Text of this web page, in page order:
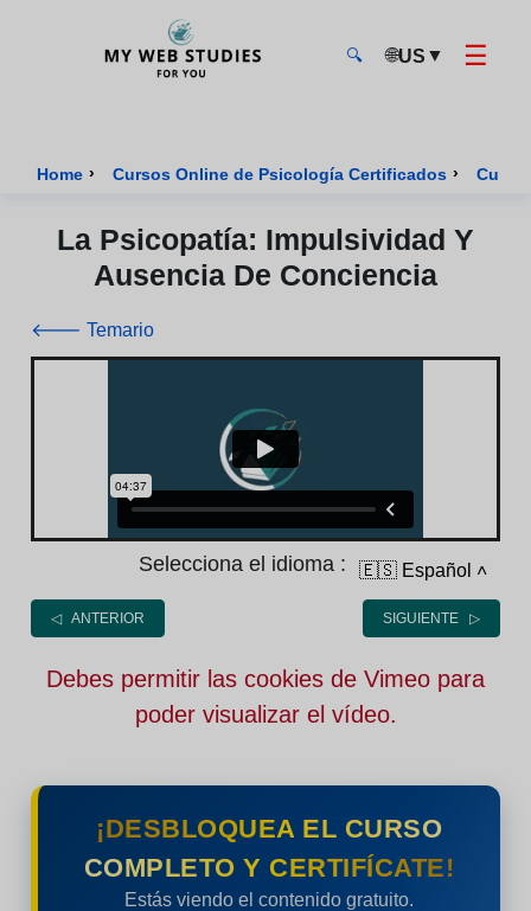
🔍 🌐US ▼ ☰
Home › Cursos Online de Psicología Certificados › Curso
La Psicopatía: Impulsividad Y
Ausencia De Conciencia
🡐 Temario
Selecciona el idioma : 🇪🇸 Español ˄
◁ ANTERIOR SIGUIENTE ▷
Debes permitir las cookies de Vimeo para
poder visualizar el vídeo.
¡DESBLOQUEA EL CURSO
COMPLETO Y CERTIFÍCATE!
Estás viendo el contenido gratuito.